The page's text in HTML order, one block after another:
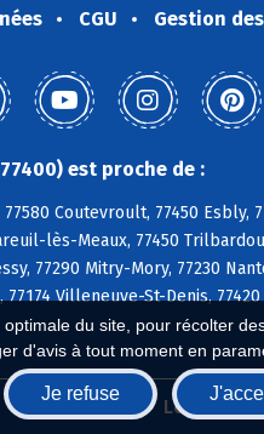
du site, pour récolter
d'avis à tout moment en
Je refuse
CGU Gestion
est proche de :
Coutevroult, 77450 Esbly,
lès-Meaux, 77450 Trilbardou,
77290 Mitry-Mory, 77230
Villeneuve-St-Denis,
Biocoop.fr Le réseau